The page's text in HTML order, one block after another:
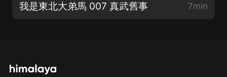
我是東北大弟馬 007 真武舊事 7min